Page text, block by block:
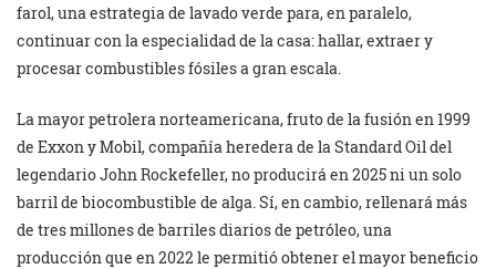
farol, una estrategia de lavado verde para, en paralelo,
continuar con la especialidad de la casa: hallar, extraer y
procesar combustibles fósiles a gran escala.
La mayor petrolera norteamericana, fruto de la fusión en 1999
de Exxon y Mobil, compañía heredera de la Standard Oil del
legendario John Rockefeller, no producirá en 2025 ni un solo
barril de biocombustible de alga. Sí, en cambio, rellenará más
de tres millones de barriles diarios de petróleo, una
producción que en 2022 le permitió obtener el mayor beneficio